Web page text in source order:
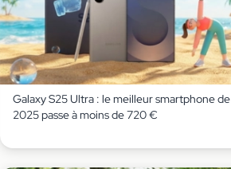
Galaxy S25 Ultra : le meilleur smartphone de
2025 passe à moins de 720 €